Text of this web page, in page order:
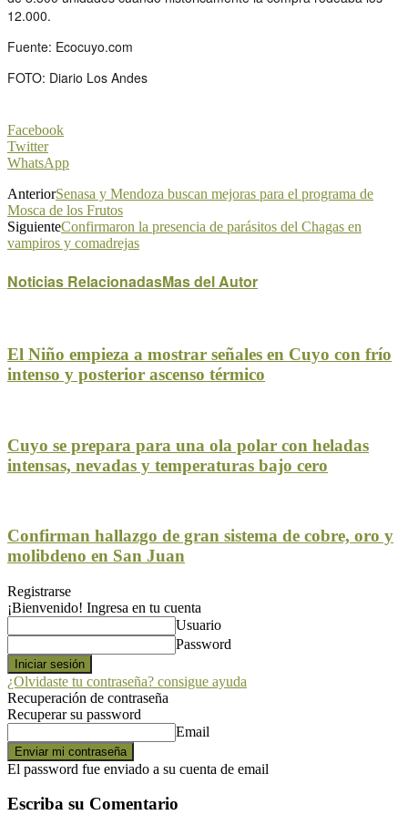
12.000.
Fuente: Ecocuyo.com
FOTO: Diario Los Andes
Facebook
Twitter
WhatsApp
AnteriorSenasa y Mendoza buscan mejoras para el programa de
Mosca de los Frutos
SiguienteConfirmaron la presencia de parásitos del Chagas en
vampiros y comadrejas
Noticias RelacionadasMas del Autor
El Niño empieza a mostrar señales en Cuyo con frío
intenso y posterior ascenso térmico
Cuyo se prepara para una ola polar con heladas
intensas, nevadas y temperaturas bajo cero
Confirman hallazgo de gran sistema de cobre, oro y
molibdeno en San Juan
Registrarse
¡Bienvenido! Ingresa en tu cuenta
Usuario
Password
¿Olvidaste tu contraseña? consigue ayuda
Recuperación de contraseña
Recuperar su password
Email
El password fue enviado a su cuenta de email
Escriba su Comentario